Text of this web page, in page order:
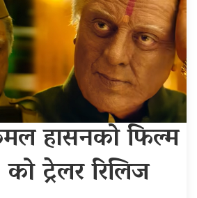
हासनको फिल्म
ट्रेलर रिलिज